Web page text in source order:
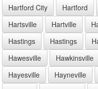
Hartford City
Hartford
Hartsville
Hartville
Hastings
Hastings
Hawesville
Hawkinsville
Hayesville
Hayneville